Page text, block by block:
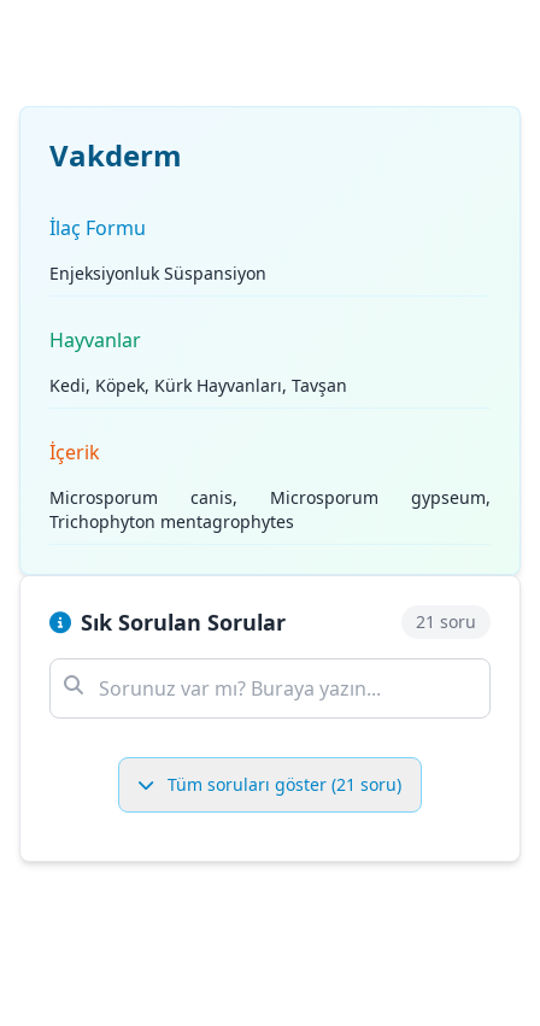
Vakderm
İlaç Formu
Enjeksiyonluk Süspansiyon
Hayvanlar
Kedi, Köpek, Kürk Hayvanları, Tavşan
İçerik
Microsporum canis, Microsporum gypseum,
Trichophyton mentagrophytes
Sık Sorulan Sorular 21 soru
Tüm soruları göster (21 soru)